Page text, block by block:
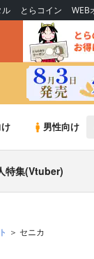
ル とらコイン WEB
男性向け
特集(Vtuber)
セニカ